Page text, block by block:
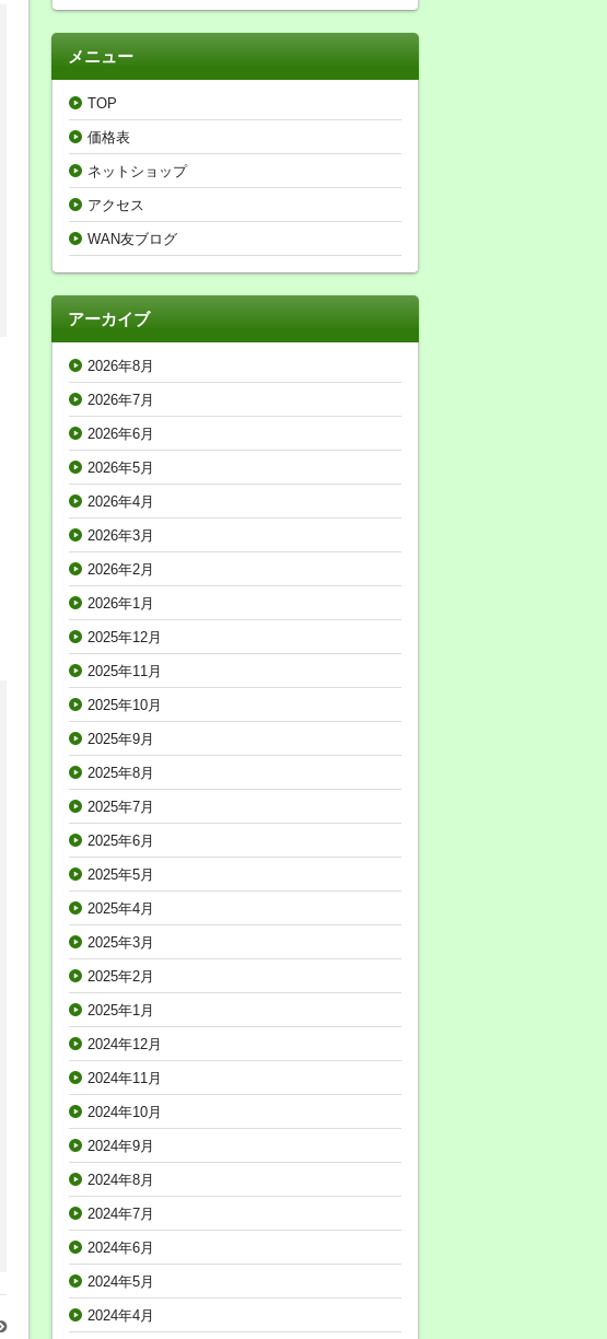
メニュー
TOP
価格表
ネットショップ
アクセス
WAN友ブログ
アーカイブ
2026年8月
2026年7月
2026年6月
2026年5月
2026年4月
2026年3月
2026年2月
2026年1月
2025年12月
2025年11月
2025年10月
2025年9月
2025年8月
2025年7月
2025年6月
2025年5月
2025年4月
2025年3月
2025年2月
2025年1月
2024年12月
2024年11月
2024年10月
2024年9月
2024年8月
2024年7月
2024年6月
2024年5月
2024年4月